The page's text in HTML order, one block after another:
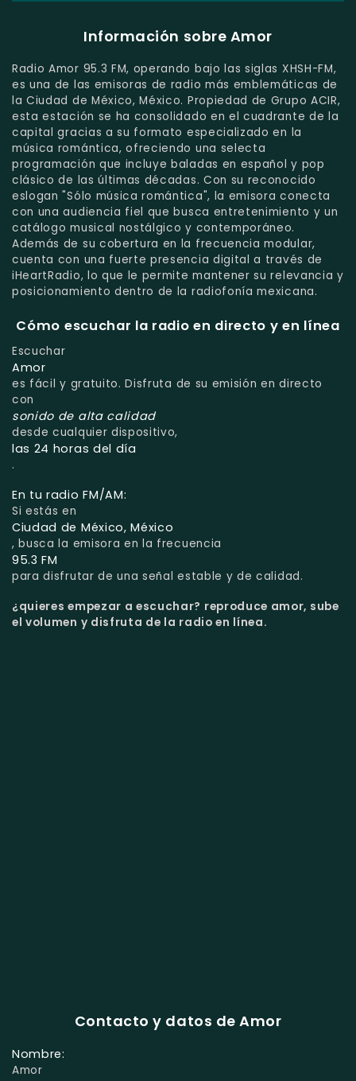
Información sobre Amor
Radio Amor 95.3 FM, operando bajo las siglas XHSH-FM,
es una de las emisoras de radio más emblemáticas de
la Ciudad de México, México. Propiedad de Grupo ACIR,
esta estación se ha consolidado en el cuadrante de la
capital gracias a su formato especializado en la
música romántica, ofreciendo una selecta
programación que incluye baladas en español y pop
clásico de las últimas décadas. Con su reconocido
eslogan "Sólo música romántica", la emisora conecta
con una audiencia fiel que busca entretenimiento y un
catálogo musical nostálgico y contemporáneo.
Además de su cobertura en la frecuencia modular,
cuenta con una fuerte presencia digital a través de
iHeartRadio, lo que le permite mantener su relevancia y
posicionamiento dentro de la radiofonía mexicana.
Cómo escuchar la radio en directo y en línea
Escuchar
Amor
es fácil y gratuito. Disfruta de su emisión en directo
con
sonido de alta calidad
desde cualquier dispositivo,
las 24 horas del día
.
En tu radio FM/AM:
Si estás en
Ciudad de México, México
, busca la emisora en la frecuencia
95.3 FM
para disfrutar de una señal estable y de calidad.
¿quieres empezar a escuchar? reproduce amor, sube
el volumen y disfruta de la radio en línea.
Contacto y datos de Amor
Nombre:
Amor